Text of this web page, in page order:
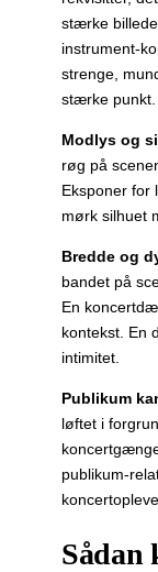
stærke
instrument-
strenge,
stærke punkt.
Modlys og
røg på
Eksponer for
mørk silhuet
Bredde og
bandet på
En
kontekst. En
intimitet.
Publikum
løftet i
publikum-
Sådan